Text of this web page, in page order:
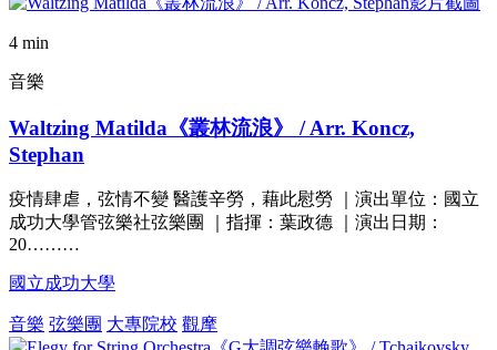
4 min
音樂
Waltzing Matilda《叢林流浪》 / Arr. Koncz,
Stephan
疫情肆虐，弦情不變 醫護辛勞，藉此慰勞 ｜演出單位：國立
成功大學管弦樂社弦樂團 ｜指揮：葉政德 ｜演出日期：
20………
國立成功大學
音樂 弦樂團 大專院校 觀摩